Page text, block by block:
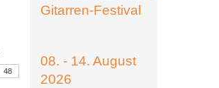
48
Gitarren-Festival
08. - 14. August
2026